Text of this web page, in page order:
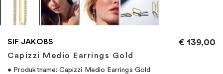
SIF JAKOBS
Capizzi Medio Earrings Gold
€ 139,00
• Produktname: Capizzi Medio Earrings Gold